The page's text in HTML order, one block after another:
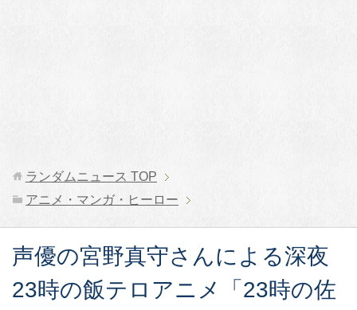
ランダムニュース TOP
アニメ・マンガ・ヒーロー
声優の宮野真守さんによる深夜
23時の飯テロアニメ「23時の佐